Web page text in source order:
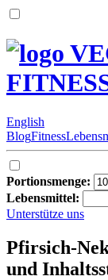
English
BlogFitness
Portionsmenge:
Lebensmittel:
Unterstütze uns
Pfirsich-
und